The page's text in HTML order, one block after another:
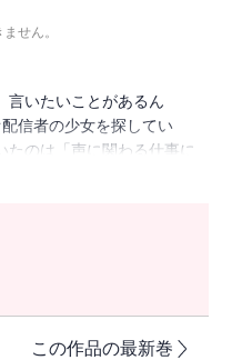
せん。
言いたいことがあるん
信者の少女を探してい
たのは「声に関わる仕事に
えることを誓う!! アポロ
この作品の最新巻